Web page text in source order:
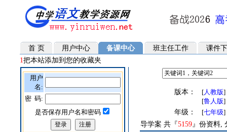
首 页 用户中心 备课中心 班主任工作
课件
1把本站添加到您的收藏夹
用户
名:
密 码:
是否保存用户名和密码
版本： [人教版
[鲁人版
年级：
[七年级]
导学案 共『5159』份资料,